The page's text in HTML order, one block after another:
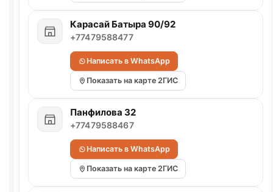
Карасай Батыра 90/92
+77479588477
Написать в WhatsApp
Показать на карте 2ГИС
Панфилова 32
+77479588467
Написать в WhatsApp
Показать на карте 2ГИС